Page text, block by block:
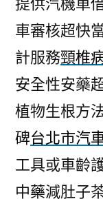
車審核超快
計服務頸椎
安全性安藥
植物生根方
碑台北市汽
工具或車齡
中藥減肚子